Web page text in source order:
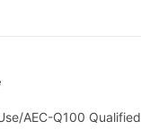
AEC-Q100 Qualified